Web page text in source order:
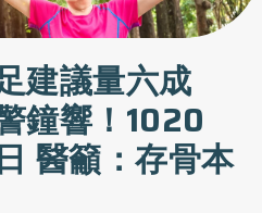
建議量六成
鐘響！1020
醫籲：存骨本